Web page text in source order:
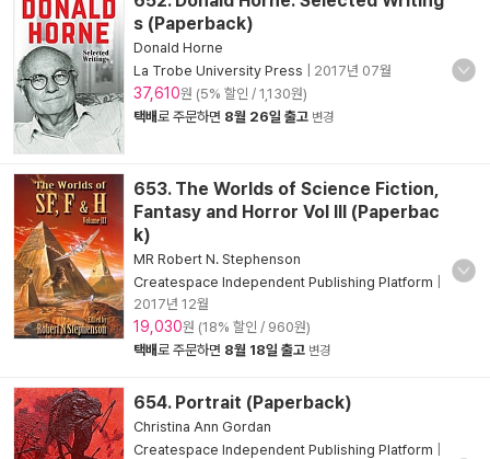
s (Paperback)
Donald Horne
La Trobe University Press
2017년 07월
37,610원 (5% 할인 / 1,130원)
택배로 주문하면 8월 26일 출고 변경
653. The Worlds of Science Fiction,
Fantasy and Horror Vol III (Paperbac
k)
MR Robert N. Stephenson
Createspace Independent Publishing Platform
2017년 12월
19,030원 (18% 할인 / 960원)
택배로 주문하면 8월 18일 출고 변경
654. Portrait (Paperback)
Christina Ann Gordan
Createspace Independent Publishing Platform